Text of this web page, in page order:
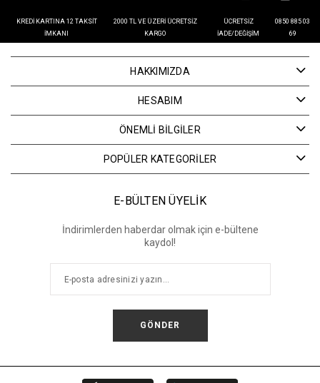
KREDI KARTINA 12 TAKSIT
İMKANI
2000 TL VE ÜZERI ÜCRETSIZ
KARGO
ÜCRETSIZ
İADE/DEĞIŞIM
0850 885 03
69
HAKKIMIZDA
HESABIM
ÖNEMLİ BİLGİLER
POPÜLER KATEGORİLER
E-BÜLTEN ÜYELİK
İndirimlerden haberdar olmak için e-bültene
kaydol!
GÖNDER